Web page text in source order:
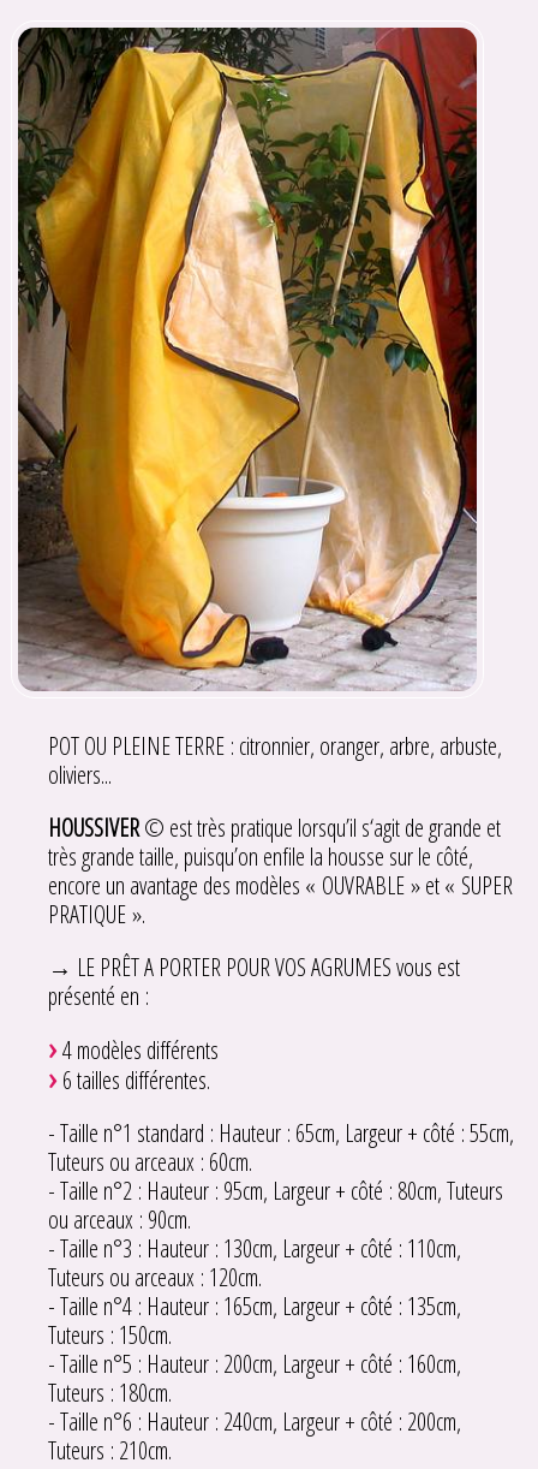
POT OU PLEINE TERRE : citronnier, oranger, arbre, arbuste,
oliviers...
HOUSSIVER© est très pratique lorsqu’il s‘agit de grande et
très grande taille, puisqu’on enfile la housse sur le côté,
encore un avantage des modèles « OUVRABLE » et « SUPER
PRATIQUE ».
→ LE PRÊT A PORTER POUR VOS AGRUMES vous est
présenté en :
4 modèles différents
6 tailles différentes.
- Taille n°1 standard : Hauteur : 65cm, Largeur + côté : 55cm,
Tuteurs ou arceaux : 60cm.
- Taille n°2 : Hauteur : 95cm, Largeur + côté : 80cm, Tuteurs
ou arceaux : 90cm.
- Taille n°3 : Hauteur : 130cm, Largeur + côté : 110cm,
Tuteurs ou arceaux : 120cm.
- Taille n°4 : Hauteur : 165cm, Largeur + côté : 135cm,
Tuteurs : 150cm.
- Taille n°5 : Hauteur : 200cm, Largeur + côté : 160cm,
Tuteurs : 180cm.
- Taille n°6 : Hauteur : 240cm, Largeur + côté : 200cm,
Tuteurs : 210cm.